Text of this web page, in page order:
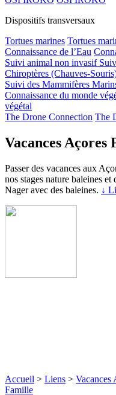
Dispositifs transversaux
Tortues marines Tortues
Connaissance de l’Eau
Suivi animal non invasif
Chiroptères (Chauves-
Suivi des Mammifères
Connaissance du monde
végétal
The Drone Connection The
Vacances Açores
Passer des vacances aux
nos stages nature baleines
Nager avec des baleines. ↓
Accueil > Liens > Vacances
Famille